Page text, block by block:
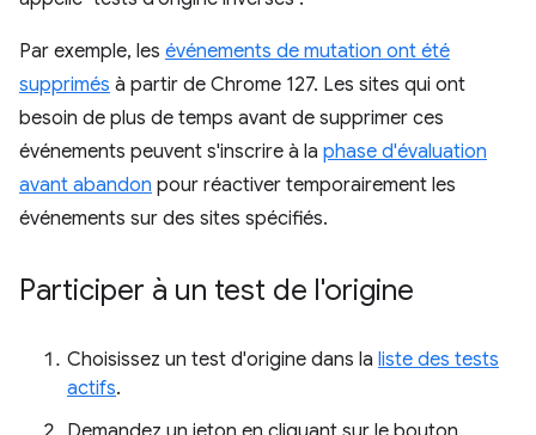
Par exemple, les événements de mutation ont été
supprimés à partir de Chrome 127. Les sites qui ont
besoin de plus de temps avant de supprimer ces
événements peuvent s'inscrire à la phase d'évaluation
avant abandon pour réactiver temporairement les
événements sur des sites spécifiés.
Participer à un test de l'origine
Choisissez un test d'origine dans la liste des tests
actifs.